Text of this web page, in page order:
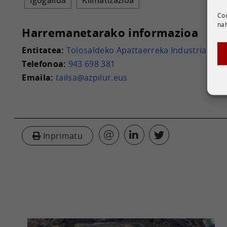
Harremanetarako informazioa
Entitatea: Tolosaldeko Apattaerreka Industria
Telefonoa: 943 698 381
Emaila: tailsa@azpilur.eus
Inprimatu